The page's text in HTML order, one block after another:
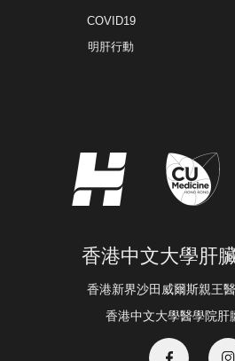
COVID19
明肝行動
香港中文大學肝
香港新界沙田威爾斯親王
香港中文大學醫學院肝